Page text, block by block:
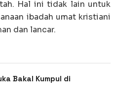
Hal ini tidak lain untuk
ibadah umat kristiani
dan lancar.
Bakal Kumpul di